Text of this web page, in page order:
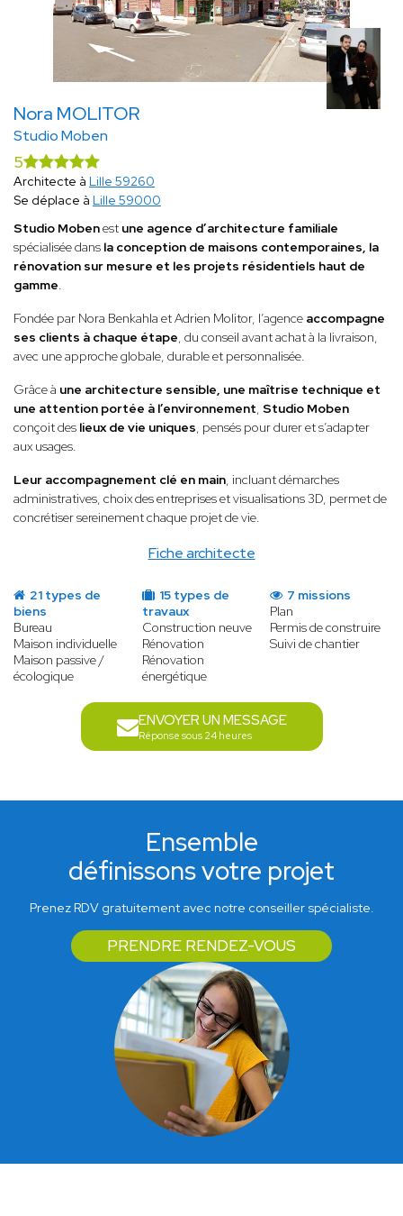
Nora MOLITOR
Studio Moben
Fiche architecte
5
Architecte à Lille 59260
Se déplace à Lille 59000
Studio Mobenest une agence d’architecture familiale
spécialisée dans la conception de maisons contemporaines, la
rénovation sur mesure et les projets résidentiels haut de
gamme.
Fondée par Nora Benkahla et Adrien Molitor, l’agence accompagne
ses clients à chaque étape, du conseil avant achat à la livraison,
avec une approche globale, durable et personnalisée.
Grâce à une architecture sensible, une maîtrise technique et
une attention portée à l’environnement, Studio Moben
conçoit des lieux de vie uniques, pensés pour durer et s’adapter
aux usages.
Leur accompagnement clé en main, incluant démarches
administratives, choix des entreprises et visualisations 3D, permet de
concrétiser sereinement chaque projet de vie.
21 types de
biens
Bureau
Maison individuelle
Maison passive /
écologique
15 types de
travaux
Construction neuve
Rénovation
Rénovation
énergétique
7 missions
Plan
Permis de construire
Suivi de chantier
ENVOYER UN MESSAGE
Réponse sous 24 heures
Ensemble
définissons votre projet
Prenez RDV gratuitement avec notre conseiller spécialiste.
PRENDRE RENDEZ-VOUS